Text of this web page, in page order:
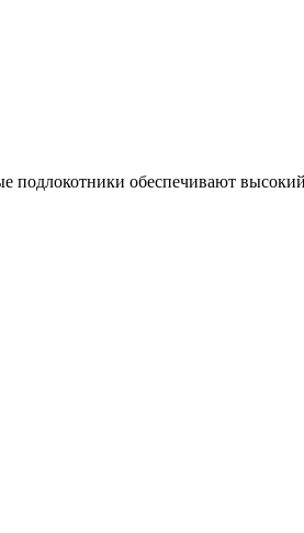
обеспечивают